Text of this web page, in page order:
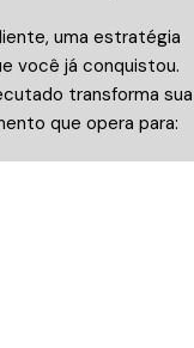
uma estratégia
você já conquistou.
transforma sua
que opera para: